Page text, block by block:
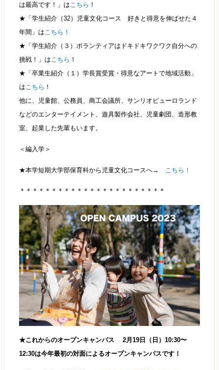
は最高です！」はこちら ！
★「学生紹介（32）児童文化コース 好きと得意を伸ばせた４
年間」はこちら！
★「学生紹介（３）ボランティアはドキドキワクワク自分への
挑戦！」はこちら ！
★「卒業生紹介（１）学長賞受賞・得意なアートで地域活動」
はこちら ！
他に、児童館、公務員、商工会議所、サンリオピューロランド
などのエンターテイメント、遊具製作会社、児童劇団、造形教
室、起業した先輩もいます。
＜編入学＞
★本学短期大学部保育科から児童文化コースへ→ こちら！
＊＊＊＊＊＊＊＊＊＊＊＊＊＊＊＊＊＊＊＊＊＊＊
★これからのオープンキャンパス 2月19日（日）10:30〜
12:30は今年最初の対面によるオープンキャンパスです！